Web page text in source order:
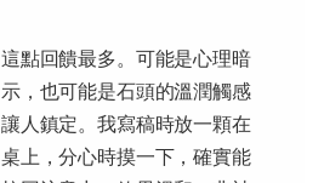
這點回饋最多。可能是心理暗
示，也可能是石頭的溫潤觸感
讓人鎮定。我寫稿時放一顆在
桌上，分心時摸一下，確實能